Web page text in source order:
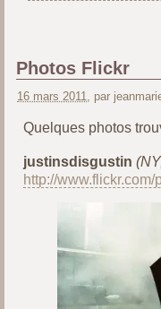
Photos Flickr
16 mars 2011, par
Quelques photos
justinsdisgustin
http://